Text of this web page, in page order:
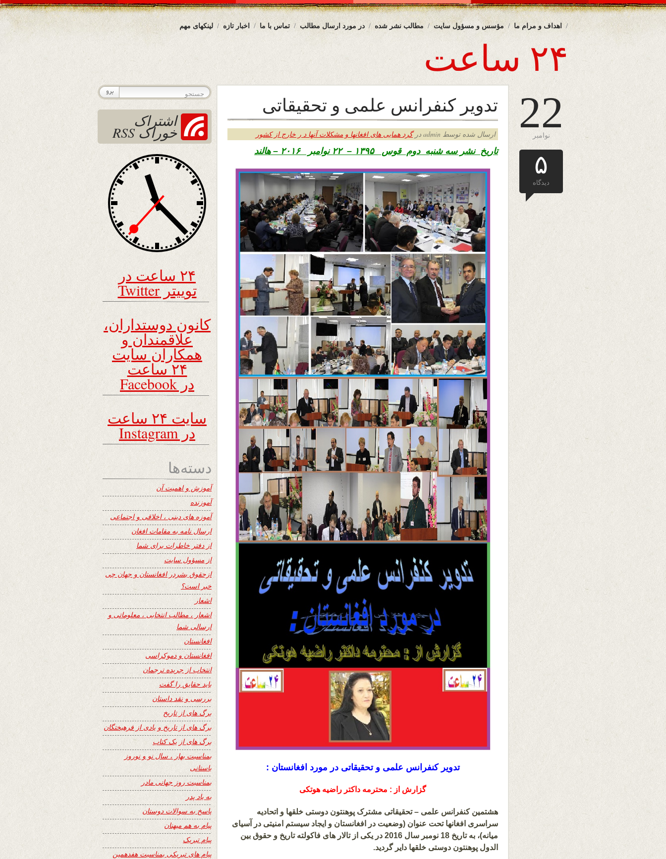
لینکهای مهم اخبار تازه تماس با ما در مورد ارسال مطالب مطالب نشر شده مؤسس و مسؤول سایت اهداف و مرام ما
۲۴ ساعت
22
نوامبر
۵
دیدگاه
تدویر کنفرانس علمی و تحقیقاتی
ارسال شده توسط admin در گرد همایی های افغانها و مشکلات آنها د ر خارج از کشور
تاریخ نشر سه شنبه دوم قوس ۱۳۹۵ – ۲۲ نوامبر ۲۰۱۶ – هالند
تدویر کنفرانس علمی و تحقیقاتی در مورد افغانستان :
گزارش از : محترمه داکتر راضیه هوتکی
هشتمین کنفرانس علمی – تحقیقاتی مشترک پوهنتون دوستی خلقها و اتحادیه
سراسری افغانها تحت عنوان (وضعیت در افغانستان و ایجاد سیستم امنیتی در آسیای
میانه)، به تاریخ 18 نومبر سال 2016 در یکی از تالار های فاکولته تاریخ و حقوق بین
الدول پوهنتون دوستی خلقها دایر گردید.
اشتراک
خوراک RSS
۲۴ ساعت در
توییتر Twitter
کانون دوستداران،
علاقمندان و
همکاران سایت
۲۴ ساعت
در Facebook
سایت ۲۴ ساعت
در Instagram
دسته‌ها
آموزش و اهمیت آن
آموزنده
آموزه های دینی ، اخلاقی و اجتماعی
ارسال نامه به مقامات افغان
از دفتر خاطرات برای شما
از مسؤول سایت
ازحقوق بشردر افغانستان و جهان چی
خبر است؟
اشعار
اشعار ، مطالب انتخابی ، معلوماتی و
ارسالی شما
افغانستان
افغانستان و دموکراسی
انتخاب از جریده ترجمان
باید حقایق را گفت
بررسی و نقد داستان
برگ های از تاریخ
برگ های از تاریخ و یادی از فرهیختگان
برگ های از یک کتاب
بمناسبت بهار ، سال نو و نوروز
باستانی
بمناسبت روز جهانی مادر
به یاد پدر
پاسخ به سوالات دوستان
پیام به هم میهنان
پیام تبریک
پیام های تبریکی بمناسبت هفدهمین